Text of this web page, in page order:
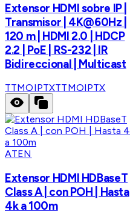
Extensor HDMI sobre IP |
Transmisor | 4K@60Hz |
120 m | HDMI 2.0 | HDCP
2.2 | PoE | RS-232 | IR
Bidireccional | Multicast
TTMOIPTXTTMOIPTX
ATEN
Extensor HDMI HDBaseT
Class A | con POH | Hasta
4k a 100m